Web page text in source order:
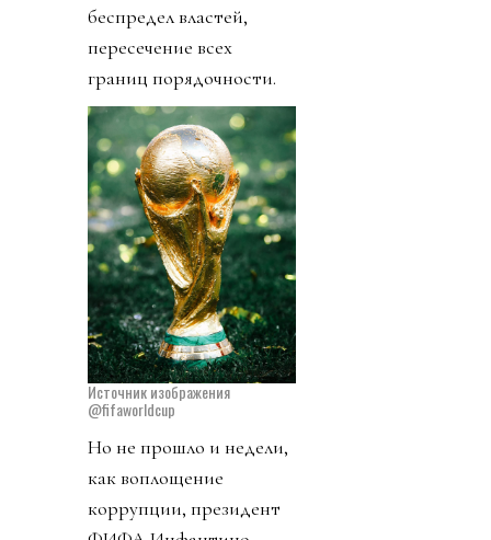
беспредел властей,
пересечение всех
границ порядочности.
Источник изображения
@fifaworldcup
Но не прошло и недели,
как воплощение
коррупции, президент